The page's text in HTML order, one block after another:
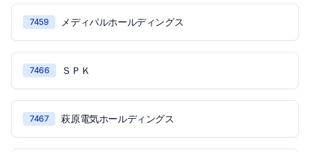
7459 メディパルホールディングス
7466 ＳＰＫ
7467 萩原電気ホールディングス